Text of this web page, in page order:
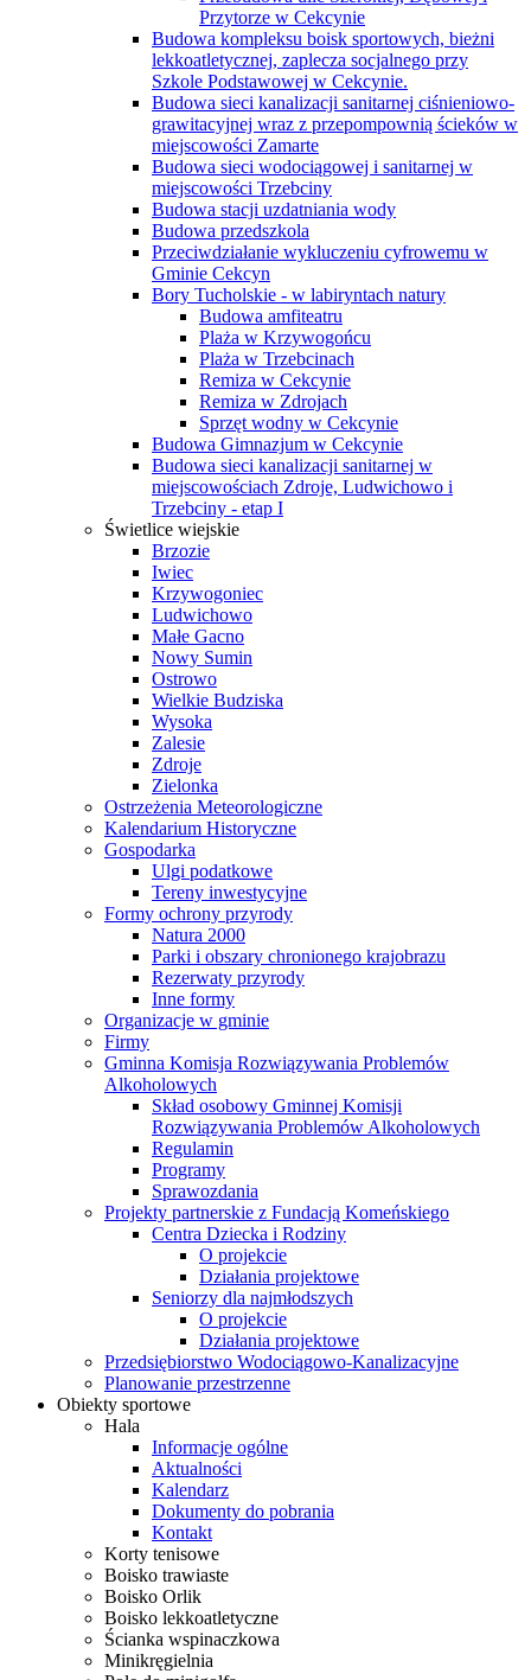
Przytorze w Cekcynie
Budowa kompleksu boisk sportowych, bieżni
lekkoatletycznej, zaplecza socjalnego przy
Szkole Podstawowej w Cekcynie.
Budowa sieci kanalizacji sanitarnej ciśnieniowo-
grawitacyjnej wraz z przepompownią ścieków w
miejscowości Zamarte
Budowa sieci wodociągowej i sanitarnej w
miejscowości Trzebciny
Budowa stacji uzdatniania wody
Budowa przedszkola
Przeciwdziałanie wykluczeniu cyfrowemu w
Gminie Cekcyn
Bory Tucholskie - w labiryntach natury
Budowa amfiteatru
Plaża w Krzywogońcu
Plaża w Trzebcinach
Remiza w Cekcynie
Remiza w Zdrojach
Sprzęt wodny w Cekcynie
Budowa Gimnazjum w Cekcynie
Budowa sieci kanalizacji sanitarnej w
miejscowościach Zdroje, Ludwichowo i
Trzebciny - etap I
Świetlice wiejskie
Brzozie
Iwiec
Krzywogoniec
Ludwichowo
Małe Gacno
Nowy Sumin
Ostrowo
Wielkie Budziska
Wysoka
Zalesie
Zdroje
Zielonka
Ostrzeżenia Meteorologiczne
Kalendarium Historyczne
Gospodarka
Ulgi podatkowe
Tereny inwestycyjne
Formy ochrony przyrody
Natura 2000
Parki i obszary chronionego krajobrazu
Rezerwaty przyrody
Inne formy
Organizacje w gminie
Firmy
Gminna Komisja Rozwiązywania Problemów
Alkoholowych
Skład osobowy Gminnej Komisji
Rozwiązywania Problemów Alkoholowych
Regulamin
Programy
Sprawozdania
Projekty partnerskie z Fundacją Komeńskiego
Centra Dziecka i Rodziny
O projekcie
Działania projektowe
Seniorzy dla najmłodszych
O projekcie
Działania projektowe
Przedsiębiorstwo Wodociągowo-Kanalizacyjne
Planowanie przestrzenne
Obiekty sportowe
Hala
Informacje ogólne
Aktualności
Kalendarz
Dokumenty do pobrania
Kontakt
Korty tenisowe
Boisko trawiaste
Boisko Orlik
Boisko lekkoatletyczne
Ścianka wspinaczkowa
Minikręgielnia